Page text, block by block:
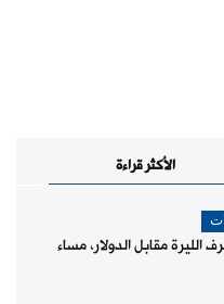
الأكثر قراءة
مقابل الدولار، مساء